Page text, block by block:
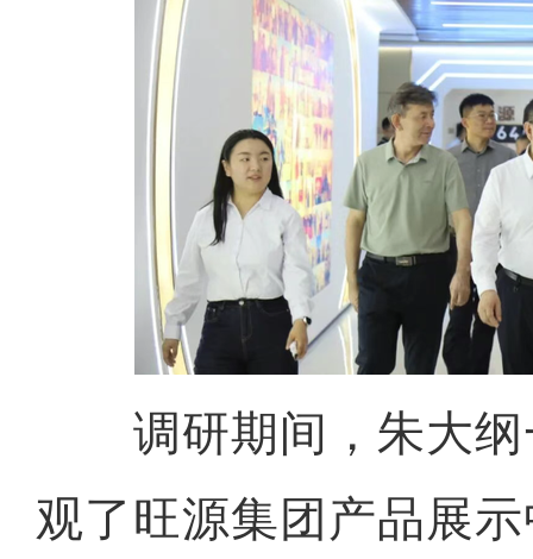
调研期间，朱大纲
观了旺源集团产品展